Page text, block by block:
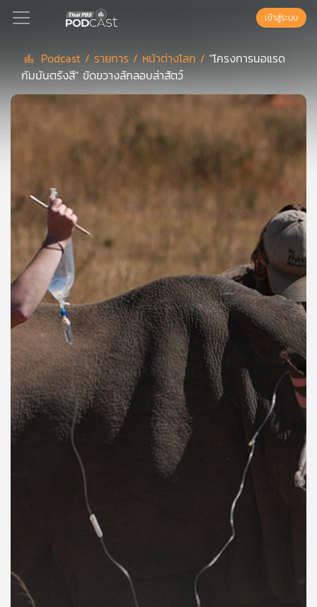
Podcast
แนะนำ
ลิ
สต์
ของ
คุณ
เพลง
บทความ
กับ
เรา
เข้าสู่ระบบ
Podcast / รายการ / หน้าต่างโลก / "โครงการนอแรด
กัมมันตรังสี" ขัดขวางลักลอบล่าสัตว์